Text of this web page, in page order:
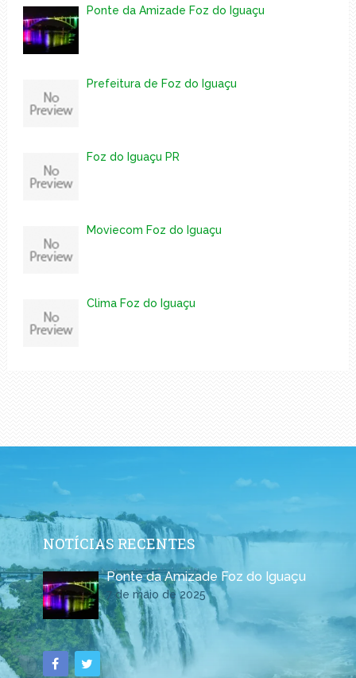
Ponte da Amizade Foz do Iguaçu
Prefeitura de Foz do Iguaçu
Foz do Iguaçu PR
Moviecom Foz do Iguaçu
Clima Foz do Iguaçu
NOTÍCIAS RECENTES
Ponte da Amizade Foz do Iguaçu
7 de maio de 2025